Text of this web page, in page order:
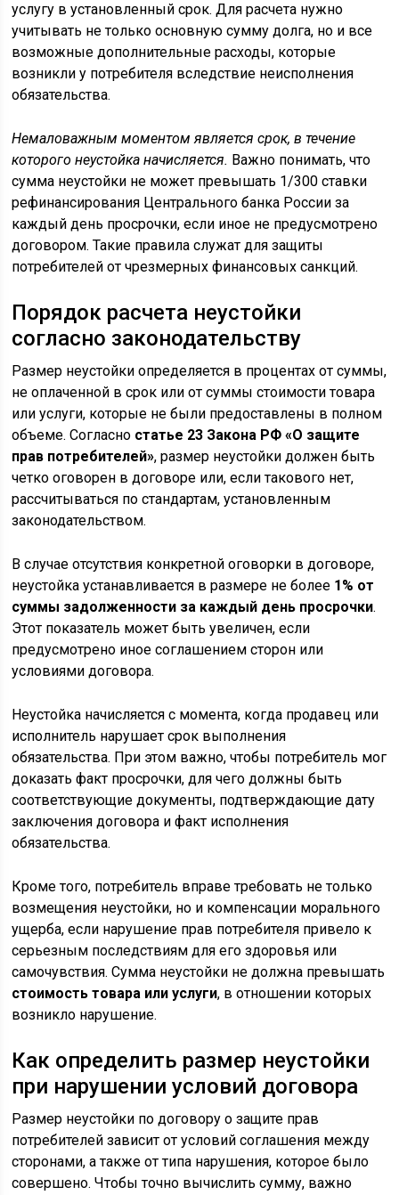
услугу в установленный срок. Для расчета нужно
учитывать не только основную сумму долга, но и все
возможные дополнительные расходы, которые
возникли у потребителя вследствие неисполнения
обязательства.
Немаловажным моментом является срок, в течение
которого неустойка начисляется. Важно понимать, что
сумма неустойки не может превышать 1/300 ставки
рефинансирования Центрального банка России за
каждый день просрочки, если иное не предусмотрено
договором. Такие правила служат для защиты
потребителей от чрезмерных финансовых санкций.
Порядок расчета неустойки
согласно законодательству
Размер неустойки определяется в процентах от суммы,
не оплаченной в срок или от суммы стоимости товара
или услуги, которые не были предоставлены в полном
объеме. Согласно статье 23 Закона РФ «О защите
прав потребителей», размер неустойки должен быть
четко оговорен в договоре или, если такового нет,
рассчитываться по стандартам, установленным
законодательством.
В случае отсутствия конкретной оговорки в договоре,
неустойка устанавливается в размере не более 1% от
суммы задолженности за каждый день просрочки.
Этот показатель может быть увеличен, если
предусмотрено иное соглашением сторон или
условиями договора.
Неустойка начисляется с момента, когда продавец или
исполнитель нарушает срок выполнения
обязательства. При этом важно, чтобы потребитель мог
доказать факт просрочки, для чего должны быть
соответствующие документы, подтверждающие дату
заключения договора и факт исполнения
обязательства.
Кроме того, потребитель вправе требовать не только
возмещения неустойки, но и компенсации морального
ущерба, если нарушение прав потребителя привело к
серьезным последствиям для его здоровья или
самочувствия. Сумма неустойки не должна превышать
стоимость товара или услуги, в отношении которых
возникло нарушение.
Как определить размер неустойки
при нарушении условий договора
Размер неустойки по договору о защите прав
потребителей зависит от условий соглашения между
сторонами, а также от типа нарушения, которое было
совершено. Чтобы точно вычислить сумму, важно